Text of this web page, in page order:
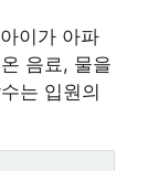
이가 아파
음료, 물을
는 입원의